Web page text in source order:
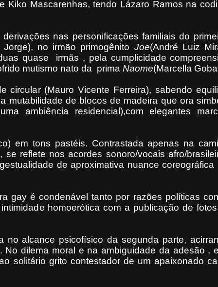
Mascarenhas, tendo Lázaro Ramos na
nas personificações familiais do
no irmão primogênito Joe(André Luiz
quase irmãs , pela cumplicidade
mutismo nato da prima Naome(Marcella
circular (Mauro Vicente Ferreira), sabendo
de blocos de madeira que ora
ambiência residencial),com elegantes
em tons pastéis. Contrastada apenas na
reflete nos acordes sonoro/vocais afro/
de aproximativa nuance coreográfica
gay é condenável tanto por razões políticas
homoerótica com a publicação de
no alcance psicofísico da segunda parte,
dilema moral e na ambiguidade da adesão ,
solitário grito contestador de um apaixonado